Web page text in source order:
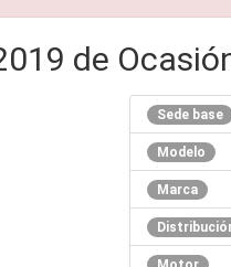
de
Sede base
Modelo
Marca